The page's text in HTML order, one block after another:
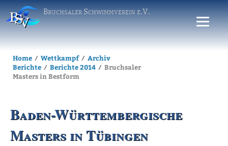
Bruchsaler Schwimmverein e.V.
Home Wettkampf
Archiv
Berichte
Berichte 2014
Bruchsaler
Masters in Bestform
Baden-Württembergische
Masters in Tübingen